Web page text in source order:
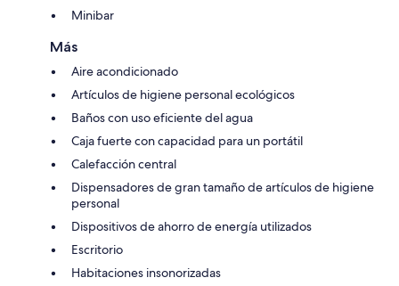
Minibar
Más
Aire acondicionado
Artículos de higiene personal ecológicos
Baños con uso eficiente del agua
Caja fuerte con capacidad para un portátil
Calefacción central
Dispensadores de gran tamaño de artículos de higiene
personal
Dispositivos de ahorro de energía utilizados
Escritorio
Habitaciones insonorizadas